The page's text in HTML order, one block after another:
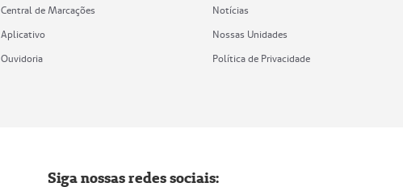
Central de Marcações
Aplicativo
Ouvidoria
Notícias
Nossas Unidades
Política de Privacidade
Siga nossas redes sociais: